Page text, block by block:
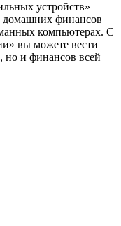
устройств»
домашних финансов
компьютерах. С
вы можете вести
но и финансов всей